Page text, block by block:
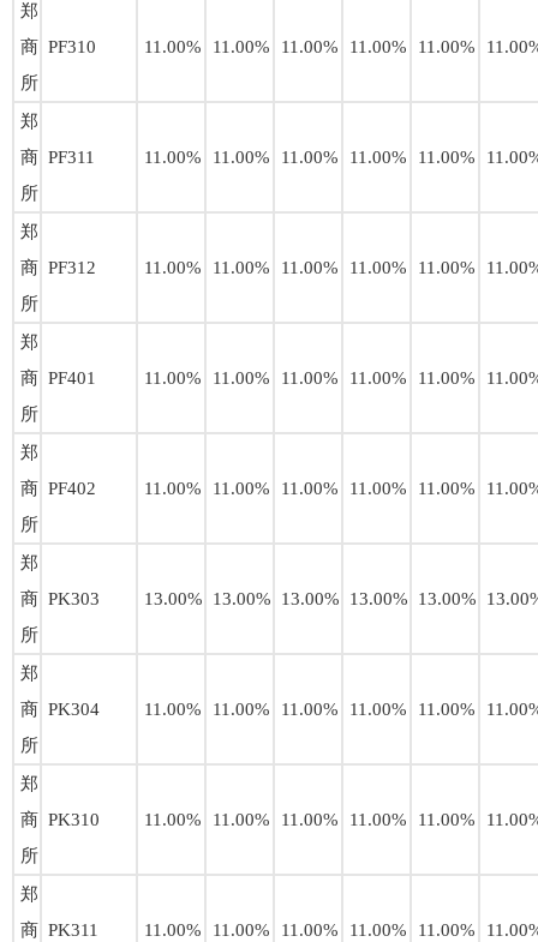
郑
商
所
PF310 11.00% 11.00% 11.00% 11.00% 11.00%
郑
商
所
PF311 11.00% 11.00% 11.00% 11.00% 11.00%
郑
商
所
PF312 11.00% 11.00% 11.00% 11.00% 11.00%
郑
商
所
PF401 11.00% 11.00% 11.00% 11.00% 11.00%
郑
商
所
PF402 11.00% 11.00% 11.00% 11.00% 11.00%
郑
商
所
PK303 13.00% 13.00% 13.00% 13.00% 13.00%
郑
商
所
PK304 11.00% 11.00% 11.00% 11.00% 11.00%
郑
商
所
PK310 11.00% 11.00% 11.00% 11.00% 11.00%
郑
商 PK311 11.00% 11.00% 11.00% 11.00% 11.00%